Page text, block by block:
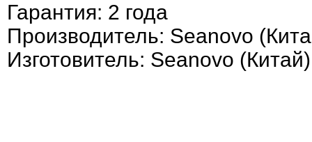
Гарантия: 2 года
Производитель: Seanovo
Изготовитель: Seanovo (Китай)